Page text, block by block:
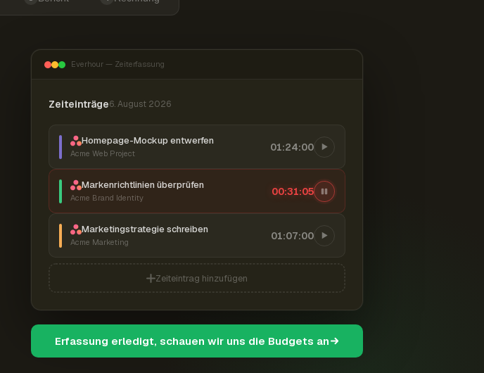
Everhour — Zeiterfassung
Zeiteinträge6. August 2026
Homepage-Mockup entwerfen
Acme Web Project
01:24:00
Markenrichtlinien überprüfen
Acme Brand Identity
00:31:06
Marketingstrategie schreiben
Acme Marketing
01:07:00
Zeiteintrag hinzufügen
Erfassung erledigt, schauen wir uns die Budgets an